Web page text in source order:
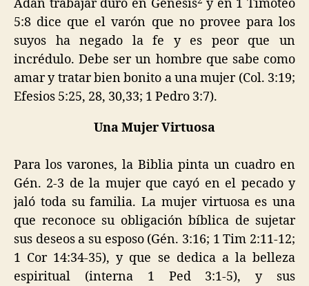
Adán trabajar duro en Génesis y en 1 Timoteo
5:8 dice que el varón que no provee para los
suyos ha negado la fe y es peor que un
incrédulo. Debe ser un hombre que sabe como
amar y tratar bien bonito a una mujer (Col. 3:19;
Efesios 5:25, 28, 30,33; 1 Pedro 3:7).
Una Mujer Virtuosa
Para los varones, la Biblia pinta un cuadro en
Gén. 2-3 de la mujer que cayó en el pecado y
jaló toda su familia. La mujer virtuosa es una
que reconoce su obligación bíblica de sujetar
sus deseos a su esposo (Gén. 3:16; 1 Tim 2:11-12;
1 Cor 14:34-35), y que se dedica a la belleza
espiritual (interna 1 Ped 3:1-5), y sus